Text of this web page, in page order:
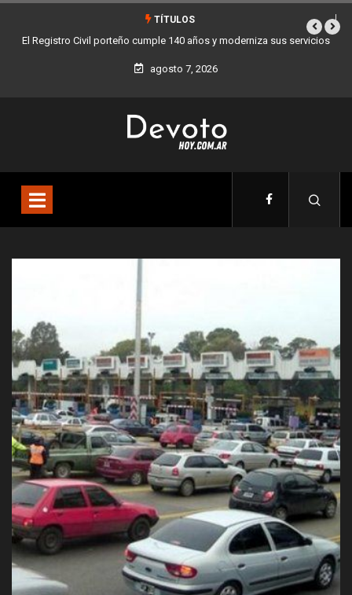
TÍTULOS
años y moderniza sus servicios Buenos Aires sumó 12 nuevos Bares
agosto 7, 2026